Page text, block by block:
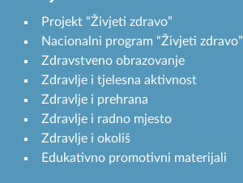
Projekt “Živjeti zdravo”
Nacionalni program “Živjeti zdravo”
Zdravstveno obrazovanje
Zdravlje i tjelesna aktivnost
Zdravlje i prehrana
Zdravlje i radno mjesto
Zdravlje i okoliš
Edukativno promotivni materijali